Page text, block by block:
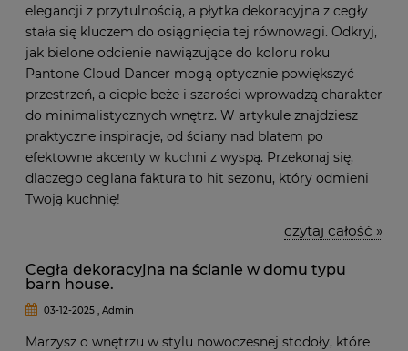
elegancji z przytulnością, a płytka dekoracyjna z cegły
stała się kluczem do osiągnięcia tej równowagi. Odkryj,
jak bielone odcienie nawiązujące do koloru roku
Pantone Cloud Dancer mogą optycznie powiększyć
przestrzeń, a ciepłe beże i szarości wprowadzą charakter
do minimalistycznych wnętrz. W artykule znajdziesz
praktyczne inspiracje, od ściany nad blatem po
efektowne akcenty w kuchni z wyspą. Przekonaj się,
dlaczego ceglana faktura to hit sezonu, który odmieni
Twoją kuchnię!
czytaj całość »
Cegła dekoracyjna na ścianie w domu typu
barn house.
03-12-2025 , Admin
Marzysz o wnętrzu w stylu nowoczesnej stodoły, które